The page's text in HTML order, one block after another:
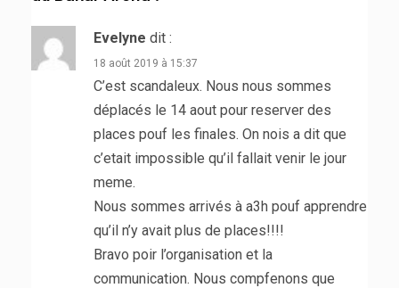
Evelyne dit :
18 août 2019 à 15:37
C’est scandaleux. Nous nous sommes
déplacés le 14 aout pour reserver des
places pouf les finales. On nois a dit que
c’etait impossible qu’il fallait venir le jour
meme.
Nous sommes arrivés à a3h pouf apprendre
qu’il n’y avait plus de places!!!!
Bravo poir l’organisation et la
communication. Nous compfenons que